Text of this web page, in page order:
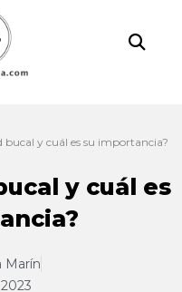
bucal y cuál es su importancia?
y cuál es
Marín